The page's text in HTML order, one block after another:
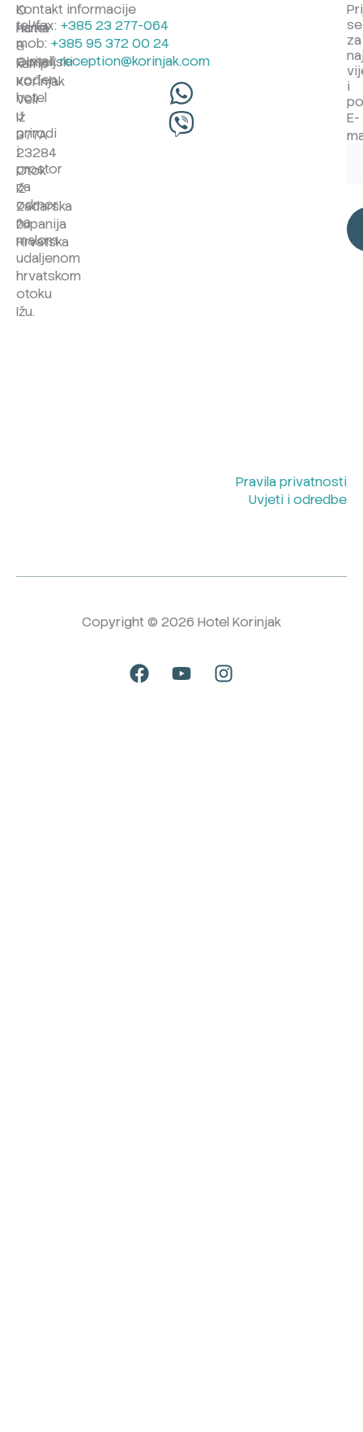
Hotel
&
kamp
Korinjak
Veli
Iž
377A
23284
Otok
Iž
Zadarska
županija
Hrvatska
O
nama
Obiteljski
vođen,
hotel
u
prirodi
i
prostor
za
odmor
na
malom
udaljenom
hrvatskom
otoku
Ižu.
Kontakt informacije
tel/fax: +385 23 277-064
mob: +385 95 372 00 24
e-mail:reception@korinjak.com
se
za
i
E-
Pravila privatnosti
Uvjeti i odredbe
Copyright © 2026 Hotel Korinjak
F
a
Y
o
I
n